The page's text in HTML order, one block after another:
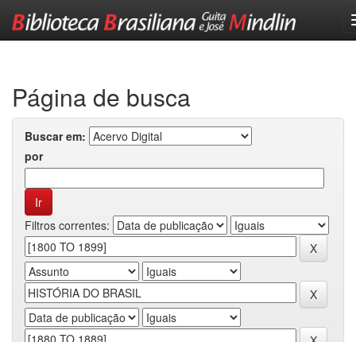
Página de busca
Buscar em:
por
Filtros correntes: